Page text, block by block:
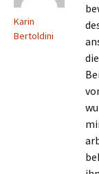
Karin
Bertoldini